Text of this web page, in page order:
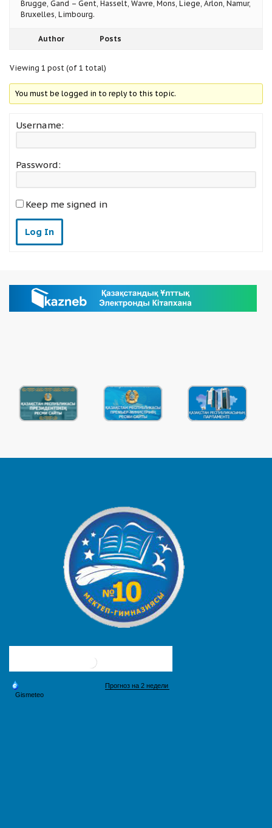
Brugge, Gand – Gent, Hasselt, Wavre, Mons, Liege, Arlon, Namur,
Bruxelles, Limbourg.
Author Posts
Viewing 1 post (of 1 total)
You must be logged in to reply to this topic.
Username:
Password:
Keep me signed in
Log In